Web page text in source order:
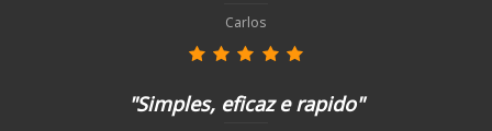
Carlos
"Simples, eficaz e rapido"